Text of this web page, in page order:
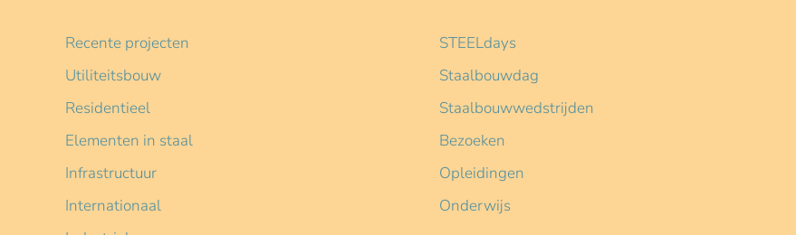
Recente projecten
Utiliteitsbouw
Residentieel
Elementen in staal
Infrastructuur
Internationaal
STEELdays
Staalbouwdag
Staalbouwwedstrijden
Bezoeken
Opleidingen
Onderwijs